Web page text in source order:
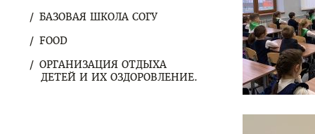
БАЗОВАЯ ШКОЛА СОГУ
FOOD
ОРГАНИЗАЦИЯ ОТДЫХА
ДЕТЕЙ И ИХ ОЗДОРОВЛЕНИЕ.